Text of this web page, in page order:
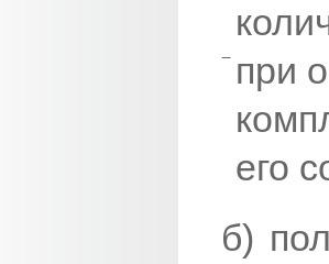
при
его
б)